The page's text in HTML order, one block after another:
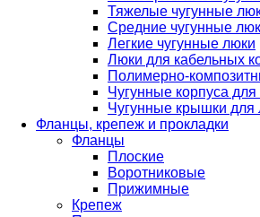
Тяжелые чугунные
Средние чугунные
Легкие чугунные люки
Люки для кабельных
Полимерно-
Чугунные корпуса
Чугунные крышки для
Фланцы, крепеж и прокладки
Фланцы
Плоские
Воротниковые
Прижимные
Крепеж